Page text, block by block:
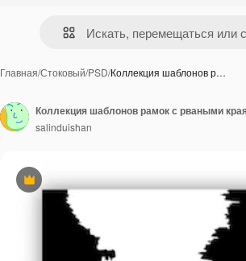
Главная/Стоковый/PSD/Коллекция шаблонов р…
Премиум
salinduishan